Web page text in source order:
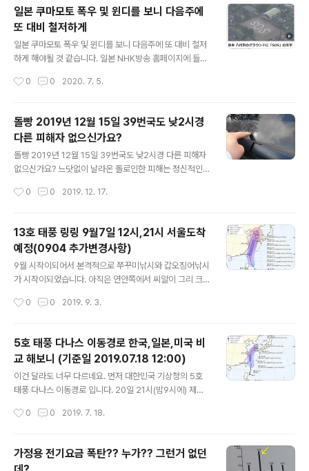
과 타이어 공기압 점검을 해두었네요. 때가되면 어김없이
우편으로 전송이 되는 안내문이죠. 한국교통안전공단에서
보내는 내용이기에 꼼꼼하게 읽어야 합니다. 저의 검사만
료일은 7월 17일고 앞뒤로 약 31일 이전후로 검사가 가능
하다고 안내가 되어 있습니다. 또한 한국교통안전공단 검
니다. 몇년전 다른 지역 검사소 방문시 현장에서 접수하고
일본 쿠마모토 폭우 및 윈디를 보니 다음주에
또 대비 철저하게
일본 쿠마모토 폭우 및 윈디를 보니 다음주에 또 대비 철저
하게 해야될 것 같습니다. 일본 NHK방송 홈페이지에 들어
부터 비가 내리기 시작을 하여 고립된 사람, 사망한 사람 ,
적으로 일본에 비가 많이 오는 상황인데요. windy.com
에서 비구름의 예상 추이를 살펴보니 다음주에 또 동일한
패턴의 비구름이 형성이 되어서 우리나라는 약 1일간 잠시
스쳐가는 정도가 될 것 같고, 지나간 후에는 역시 이번에 내
살펴본 7월8일부터 14일까지의 기상예보입니다. 우리나
0 0 2020. 7. 5.
돌빵 2019년 12월 15일 39번국도 낮2시경
다른 피해자 없으신가요?
돌빵 2019년 12월 15일 39번국도 낮2시경 다른 피해자
없으신가요? 느닷없이 날라온 돌로인한 피해는 정신적인
제가 아닌가 생각됩니다. 지난 2019년 12월 15일 낮 2시
박스를 살펴봤네요. 영상으로 왼쪽, 즉 직진하면 양촌IC 방
향 입니다. 포크레인이 보이고 몇초뒤 돌맹이들 몇개가 날
라옵니다. 돌을 주워다가 인과관계를 설명을 해야 신고가
되겠지만, 도로 주행 중에 불가능하죠. 의심은 가지만.. 눈
봅니다. 그냥 지내기 어려운 크기이고 언제 금이 쫙 갈지 모
0 0 2019. 12. 17.
13호 태풍 링링 9월7일 12시,21시 서울도착
예정(0904 추가변경사항)
9월 시작이되어서 본격적으로 쭈꾸미낚시와 갑오징어낚시
가 시작이되었습니다. 아직은 연안쪽에서 씨알이 그리 크
조황이네요 저처럼 연안 근처 좌대에서 주꾸미나 갑오징어
는 소식만 얼핏들었는데... 알고 보니 태풍이였군요. 13호
태풍 링링이 올라온다는 기상청의 소식을 접하고, 주말을
넘어 다음주까지의 출조상황을 예상해보았습니다. 믿을수
있는? 대한민국 기상청자료에 따르면 9월 7일 토요일 21
태안 당진을 걸쳐서 서울로 올라오는 경로 주변 좌대들의
0 0 2019. 9. 3.
5호 태풍 다나스 이동경로 한국,일본,미국 비
교 해보니 (기준일 2019.07.18 12:00)
이건 달라도 너무 다르네요. 먼저 대한민국 기상청의 5호
태풍 다나스 이동경로 입니다. 20일 21시(밤9시에) 제주
동해상으로 가서 사라진다고 예측하였으니. 2019년 7월
은 일본 5호 태풍 다나스 이동경로 자료입니다. 21일(일요
일) 오전 9시에 제주도를 거쳐, 대한민국 내륙을 강타한다
0 0 2019. 7. 18.
가정용 전기요금 폭탄?? 누가?? 그런거 없던